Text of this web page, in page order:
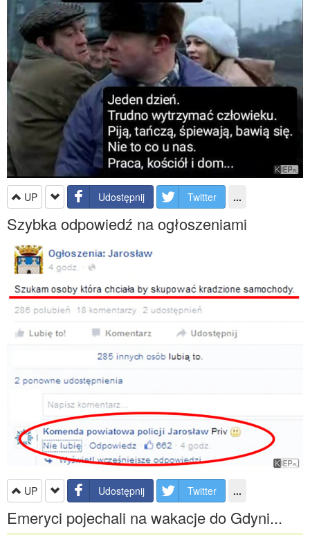
UP Udostępnij Twitter ...
Szybka odpowiedź na ogłoszeniami
UP Udostępnij Twitter ...
Emeryci pojechali na wakacje do Gdyni...